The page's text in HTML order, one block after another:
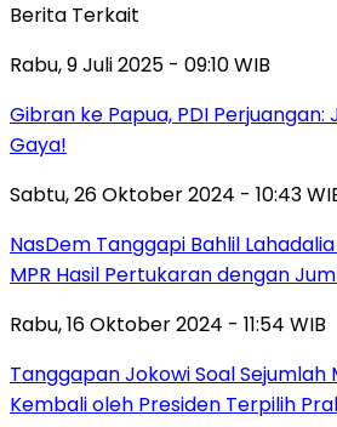
Berita Terkait
Rabu, 9 Juli 2025 - 09:10 WIB
Gibran ke Papua, PDI
Gaya!
Sabtu, 26 Oktober 2024 - 10:43
NasDem Tanggapi Bahlil
MPR Hasil Pertukaran dengan
Rabu, 16 Oktober 2024 - 11:54 WIB
Tanggapan Jokowi Soal
Kembali oleh Presiden Terpilih